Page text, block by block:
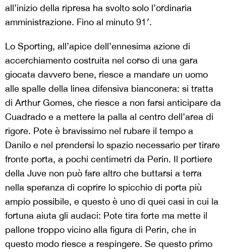
all’inizio della ripresa ha svolto solo l’ordinaria
amministrazione. Fino al minuto 91′.
Lo Sporting, all’apice dell’ennesima azione di
accerchiamento costruita nel corso di una gara
giocata davvero bene, riesce a mandare un uomo
alle spalle della linea difensiva bianconera: si tratta
di Arthur Gomes, che riesce a non farsi anticipare da
Cuadrado e a mettere la palla al centro dell’area di
rigore. Pote è bravissimo nel rubare il tempo a
Danilo e nel prendersi lo spazio necessario per tirare
fronte porta, a pochi centimetri da Perin. Il portiere
della Juve non può fare altro che buttarsi a terra
nella speranza di coprire lo spicchio di porta più
ampio possibile, e questo è uno di quei casi in cui la
fortuna aiuta gli audaci: Pote tira forte ma mette il
pallone troppo vicino alla figura di Perin, che in
questo modo riesce a respingere. Se questo primo